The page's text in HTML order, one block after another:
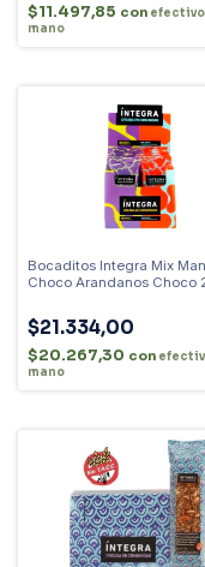
$11.497,85 con efectivo
mano
Bocaditos Integra Mix
Choco Arandanos Choco
$21.334,00
$20.267,30 con
mano